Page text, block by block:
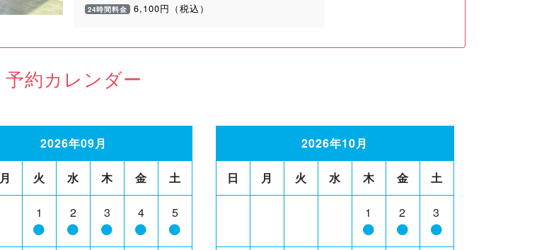
24時間料金 6,100円（税込）
予約カレンダー
2026年09月
月 火 水 木 金 土
1 2 3 4 5
2026年10月
日 月 火 水 木 金 土
1 2 3